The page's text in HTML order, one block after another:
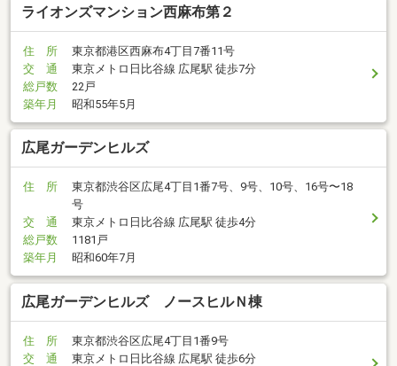
ライオンズマンション西麻布第２
住 所
東京都港区西麻布4丁目7番11号
交 通
東京メトロ日比谷線 広尾駅 徒歩7分
総戸数
22戸
築年月
昭和55年5月
広尾ガーデンヒルズ
住 所
東京都渋谷区広尾4丁目1番7号、9号、10号、16号〜18
号
交 通
東京メトロ日比谷線 広尾駅 徒歩4分
総戸数
1181戸
築年月
昭和60年7月
広尾ガーデンヒルズ ノースヒルＮ棟
住 所
東京都渋谷区広尾4丁目1番9号
交 通
東京メトロ日比谷線 広尾駅 徒歩6分